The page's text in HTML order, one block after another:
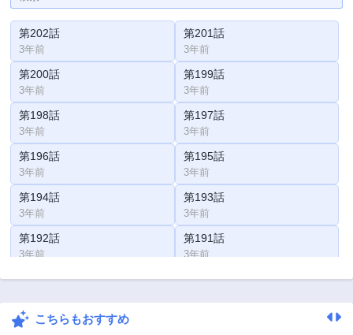
第202話
3年前
第201話
3年前
第200話
3年前
第199話
3年前
第198話
3年前
第197話
3年前
第196話
3年前
第195話
3年前
第194話
3年前
第193話
3年前
第192話
3年前
第191話
3年前
第190話 第189話
第188話
こちらもおすすめ